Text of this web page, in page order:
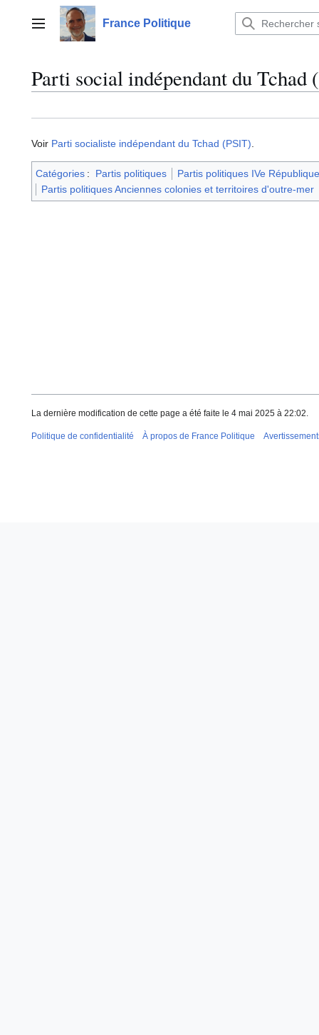
contenuMenu principalFrance Politique
Parti social indépendant du Tchad
Voir Parti socialiste indépendant du Tchad (PSIT)
Catégories : Partis politiques
Partis politiques IVe République
Partis politiques Anciennes colonies et territoires d'outre-mer
La dernière modification de cette page a été faite le 4 mai 2025 à 22:02.
Politique de confidentialité À propos de France Politique